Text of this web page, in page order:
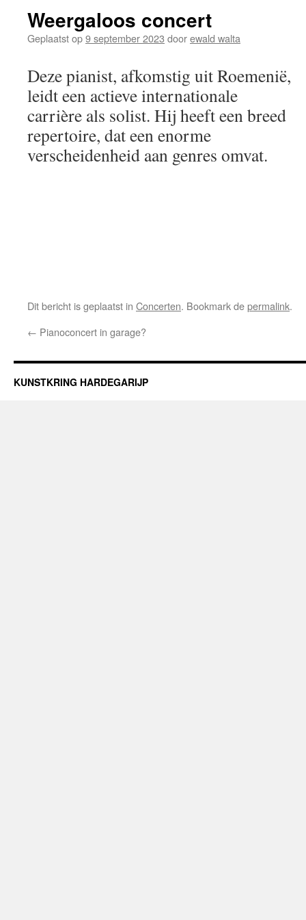
Weergaloos concert
Geplaatst op9 september 2023 doorewald walta
Deze pianist, afkomstig uit Roemenië,
leidt een actieve internationale
carrière als solist. Hij heeft een breed
repertoire, dat een enorme
verscheidenheid aan genres omvat.
Dit bericht is geplaatst in Concerten. Bookmark depermalink.
← Pianoconcert in garage?
KUNSTKRING HARDEGARIJP